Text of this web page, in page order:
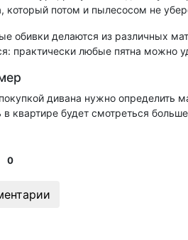
который потом и пылесосом не
обивки делаются из различных
практически любые пятна можно
дивана нужно определить
в квартире будет смотреться
0